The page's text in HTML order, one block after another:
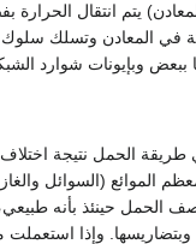
يتم انتقال
في المعادن وتسلك سلوك
ببعض وبإيونات شوارد
طريقة الحمل نتيجة
الموائع (السوائل
الحمل حينئذ بأنه
وإذا استعملت